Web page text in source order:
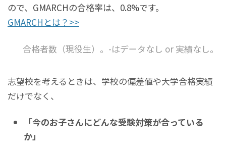
ので、GMARCHの合格率は、0.8%です。
GMARCHとは？>>
合格者数（現役生）。-はデータなし or 実績なし。
志望校を考えるときは、学校の偏差値や大学合格実績
だけでなく、
「今のお子さんにどんな受験対策が合っている
か」